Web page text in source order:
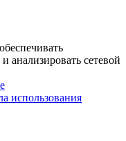
анализировать сетевой
использования